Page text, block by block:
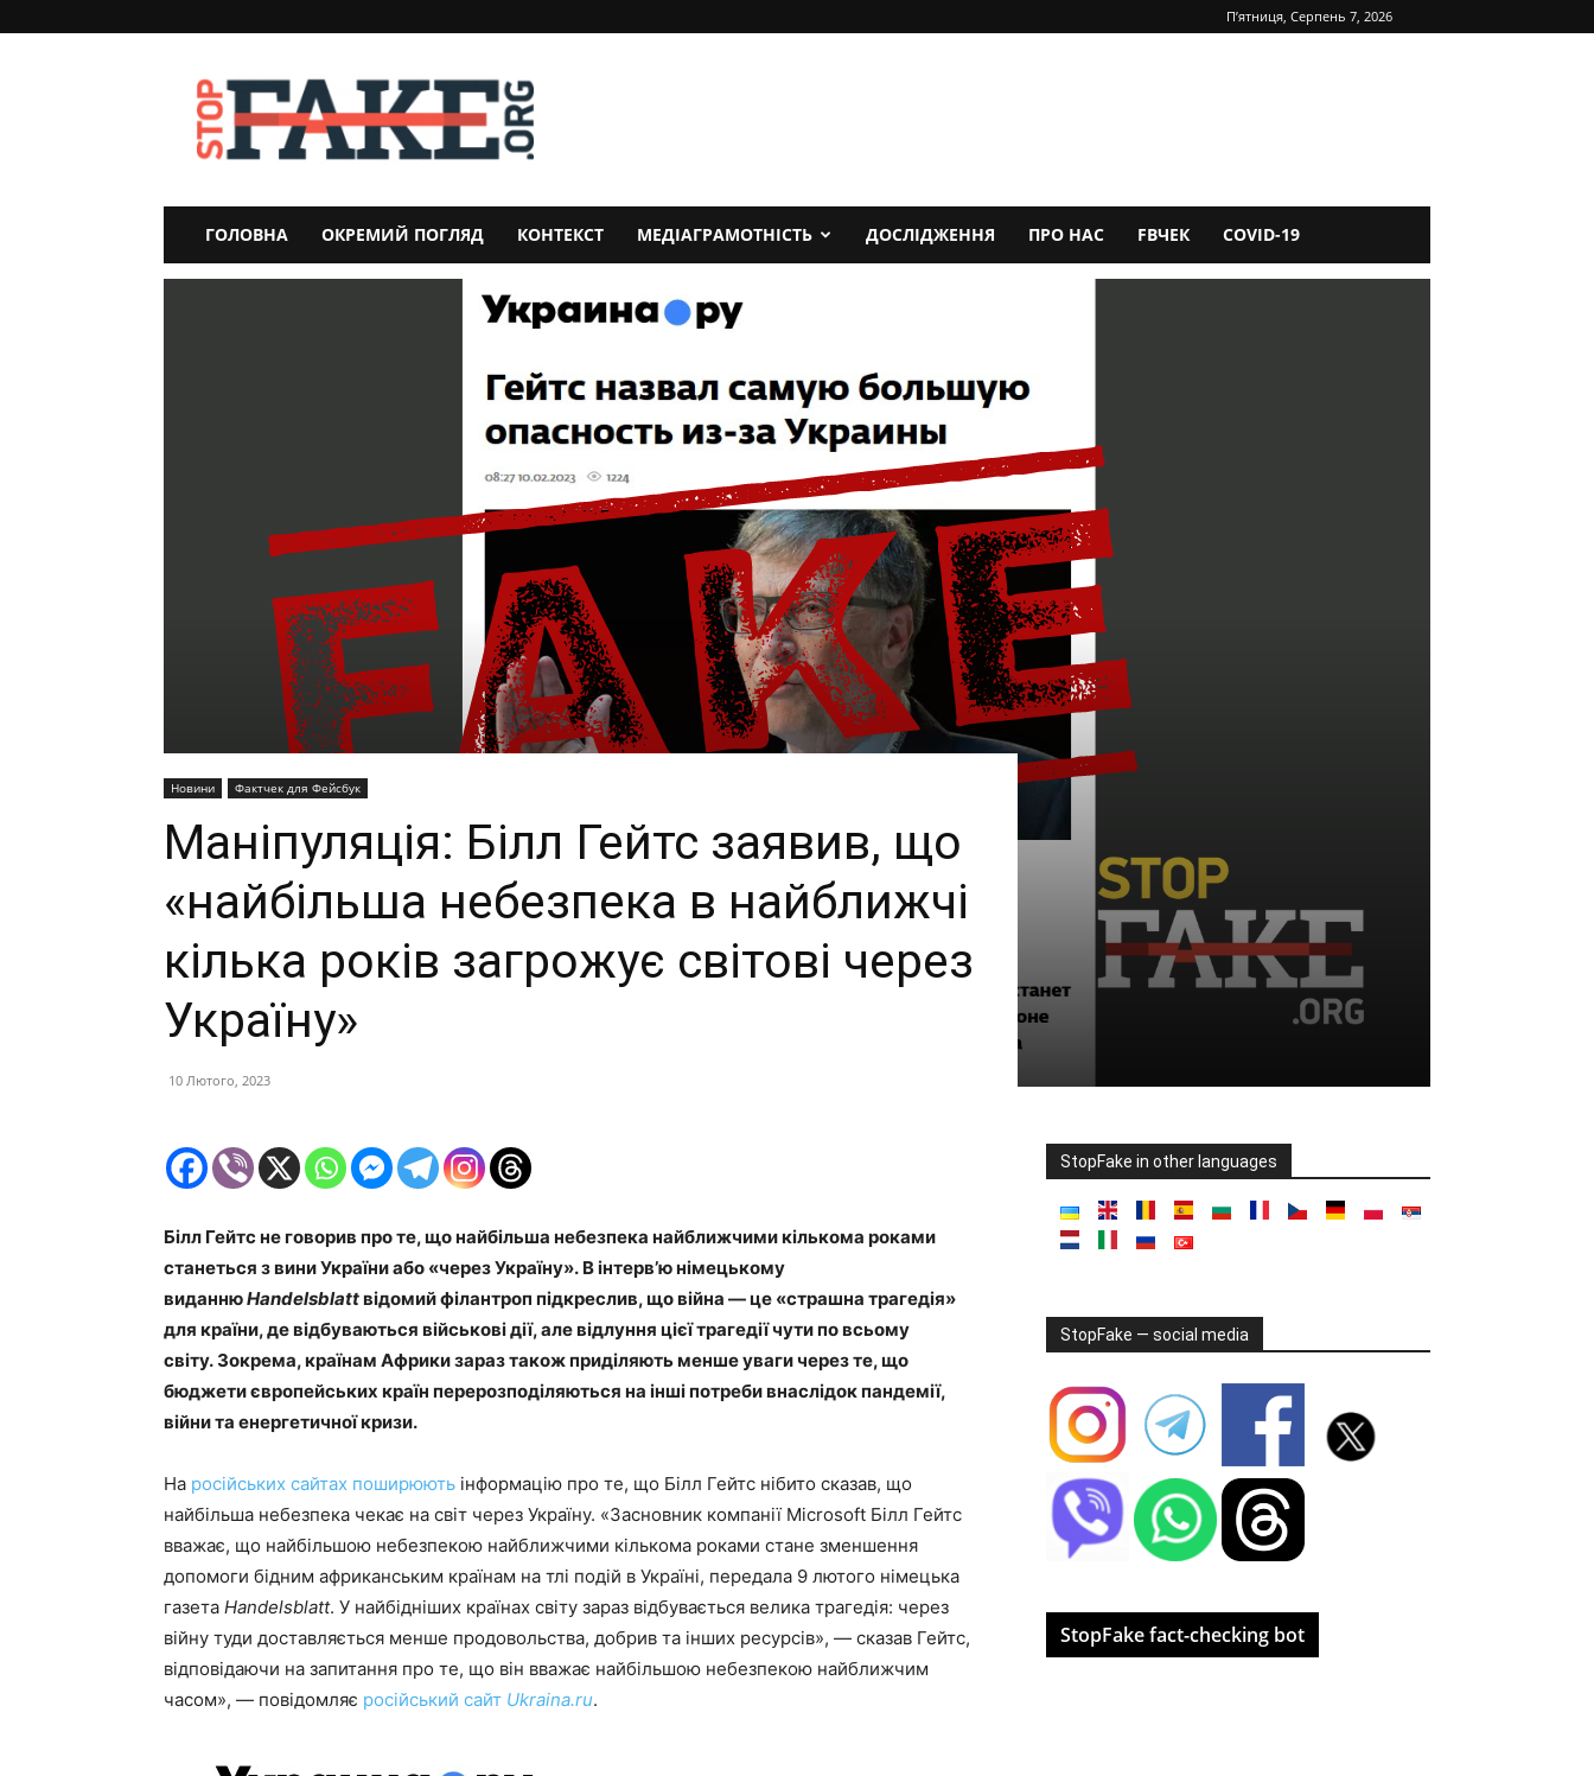
П’ятниця, Серпень 7, 2026
StopFake
ГОЛОВНА ОКРЕМИЙ ПОГЛЯД КОНТЕКСТ МЕДІАГРАМОТНІСТЬ ДОСЛІДЖЕННЯ ПРО НАС FBЧЕК COVID-19
Новини Фактчек для Фейсбук
Маніпуляція: Білл Гейтс заявив, що
«найбільша небезпека в найближчі
кілька років загрожує світові через
Україну»
10 Лютого, 2023
Білл Гейтс не говорив про те, що найбільша небезпека найближчими кількома роками
станеться з вини України або «через Україну». В інтерв’ю німецькому
виданнюHandelsblattвідомий філантроп підкреслив, що війна — це «страшна трагедія»
для країни, де відбуваються військові дії, але відлуння цієї трагедії чути по всьому
світу. Зокрема, країнам Африки зараз також приділяють менше уваги через те, що
бюджети європейських країн перерозподіляються на інші потреби внаслідок пандемії,
війни та енергетичної кризи.
На російських сайтах поширюють інформацію про те, що Білл Гейтс нібито сказав, що
найбільша небезпека чекає на світ через Україну. «Засновник компанії Microsoft Білл Гейтс
вважає, що найбільшою небезпекою найближчими кількома роками стане зменшення
допомоги бідним африканським країнам на тлі подій в Україні, передала 9 лютого німецька
газета Handelsblatt. У найбідніших країнах світу зараз відбувається велика трагедія: через
війну туди доставляється менше продовольства, добрив та інших ресурсів», — сказав Гейтс,
відповідаючи на запитання про те, що він вважає найбільшою небезпекою найближчим
часом», — повідомляє російський сайт Ukraina.ru.
StopFake in other languages
StopFake — social media
StopFake fact-checking bot